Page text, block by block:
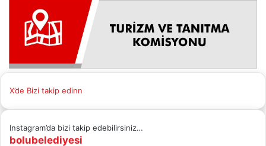
X’de Bizi takip edinn
Instagram’da bizi takip edebilirsiniz…
bolubelediyesi